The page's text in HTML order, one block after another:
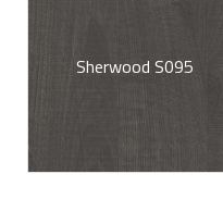
Sherwood S095